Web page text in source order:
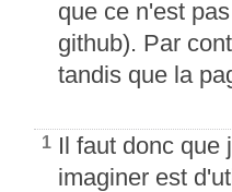
que ce n'est
github). Par
tandis que la
1 Il faut donc que
imaginer est